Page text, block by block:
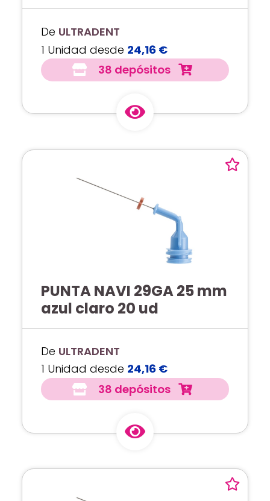
De ULTRADENT
1 Unidad desde 24,16 €
38 depósitos
PUNTA NAVI 29GA 25 mm
azul claro 20 ud
De ULTRADENT
1 Unidad desde 24,16 €
38 depósitos